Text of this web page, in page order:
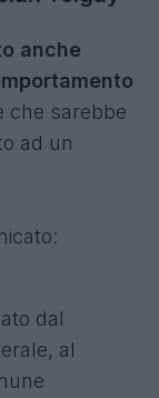
anche
che sarebbe
ad un
dal
al